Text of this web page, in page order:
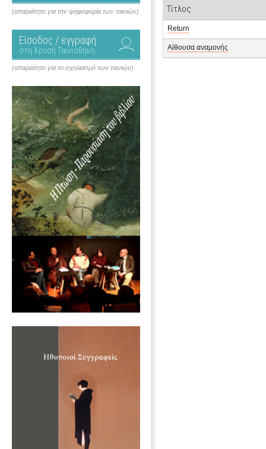
(απαραίτητο για την ψηφοφορία των ταινιών)
Είσοδος / εγγραφή
στη Χρυσή Ταινιοθήκη
(απαραίτητο για το σχολιασμό των ταινιών)
Τίτλος
Return
Αίθουσα αναμονής